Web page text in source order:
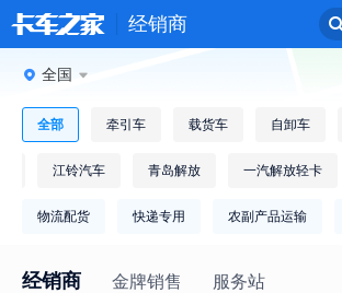
经销商
全国
全部 牵引车 载货车 自卸车
江铃汽车 青岛解放 一汽解放轻卡
物流配货 快递专用 农副产品运输
经销商 金牌销售 服务站